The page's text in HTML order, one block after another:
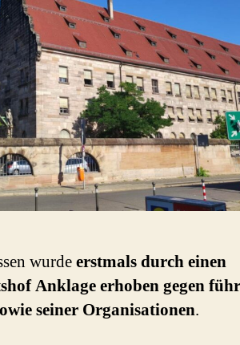
wurdeerstmals durch einen
Anklage erhoben gegen
seiner Organisationen.